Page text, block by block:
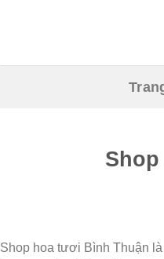
Shop hoa tươi Bình Thuận